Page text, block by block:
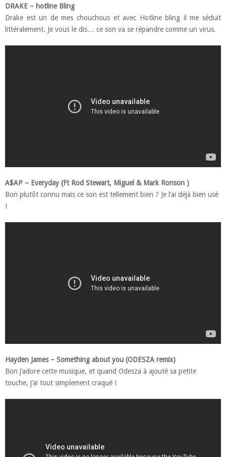
DRAKE – hotline Bling
Drake est un de mes chouchous et avec Hotline bling il me séduit
littéralement. Je vous le dis… ce son va se répandre comme un virus.
A$AP – Everyday (Ft Rod Stewart, Miguel & Mark Ronson )
Bon plutôt connu mais ce son est tellement bien ? Je l’ai déjà bien usé
!
Hayden James – Something about you (ODESZA remix)
Bon j’adore cette musique, et quand Odesza à ajouté sa petite
touche, j’ai tout simplement craqué !